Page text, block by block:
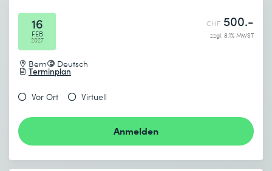
16
FEB
2027
Bern Deutsch
Terminplan
CHF 500.-
zzgl. 8.1% MWST
Vor Ort Virtuell
Anmelden